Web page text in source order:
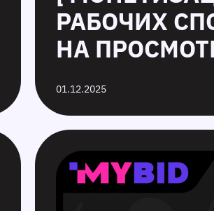
РАБОЧИХ
НА
01.12.2025